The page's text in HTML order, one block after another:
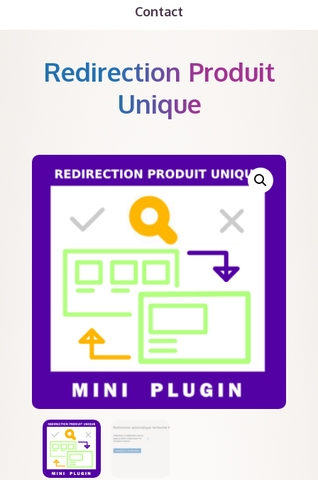
Contact
Redirection Produit
Unique